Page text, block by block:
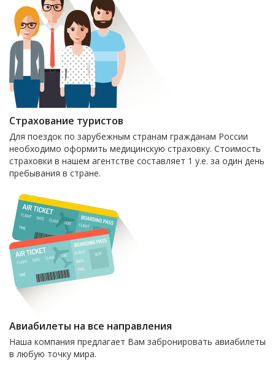
Страхование туристов
Для поездок по зарубежным странам гражданам России
необходимо оформить медицинскую страховку. Стоимость
страховки в нашем агентстве составляет 1 у.е. за один день
пребывания в стране.
Авиабилеты на все направления
Наша компания предлагает Вам забронировать авиабилеты
в любую точку мира.